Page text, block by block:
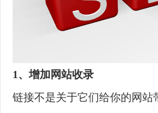
1、增加网站收录
链接不是关于它们给你的网站